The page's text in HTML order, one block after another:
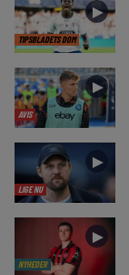
TIPSBLADETS DOM
►
AVIS
►
LIGE NU
►
NYHEDER
►